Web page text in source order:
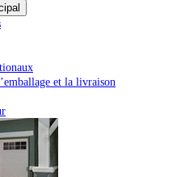
et la livraison